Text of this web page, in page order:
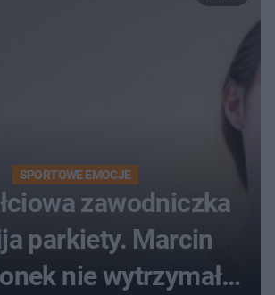
SPORTOWE EMOCJE
zawodniczka
parkiety. Marcin
nie wytrzymał: